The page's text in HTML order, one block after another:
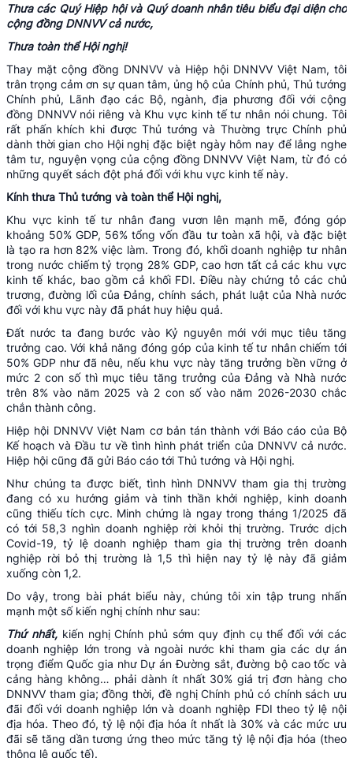
Thưa các Quý Hiệp hội và Quý doanh nhân tiêu biểu đại diện cho
cộng đồng DNNVV cả nước,
Thưa toàn thể Hội nghị!
Thay mặt cộng đồng DNNVV và Hiệp hội DNNVV Việt Nam, tôi
trân trọng cảm ơn sự quan tâm, ủng hộ của Chính phủ, Thủ tướng
Chính phủ, Lãnh đạo các Bộ, ngành, địa phương đối với cộng
đồng DNNVV nói riêng và Khu vực kinh tế tư nhân nói chung. Tôi
rất phấn khích khi được Thủ tướng và Thường trực Chính phủ
dành thời gian cho Hội nghị đặc biệt ngày hôm nay để lắng nghe
tâm tư, nguyện vọng của cộng đồng DNNVV Việt Nam, từ đó có
những quyết sách đột phá đối với khu vực kinh tế này.
Kính thưa Thủ tướng và toàn thể Hội nghị,
Khu vực kinh tế tư nhân đang vươn lên mạnh mẽ, đóng góp
khoảng 50% GDP, 56% tổng vốn đầu tư toàn xã hội, và đặc biệt
là tạo ra hơn 82% việc làm. Trong đó, khối doanh nghiệp tư nhân
trong nước chiếm tỷ trọng 28% GDP, cao hơn tất cả các khu vực
kinh tế khác, bao gồm cả khối FDI. Điều này chứng tỏ các chủ
trương, đường lối của Đảng, chính sách, phát luật của Nhà nước
đối với khu vực này đã phát huy hiệu quả.
Đất nước ta đang bước vào Kỷ nguyên mới với mục tiêu tăng
trưởng cao. Với khả năng đóng góp của kinh tế tư nhân chiếm tới
50% GDP như đã nêu, nếu khu vực này tăng trưởng bền vững ở
mức 2 con số thì mục tiêu tăng trưởng của Đảng và Nhà nước
trên 8% vào năm 2025 và 2 con số vào năm 2026-2030 chắc
chắn thành công.
Hiệp hội DNNVV Việt Nam cơ bản tán thành với Báo cáo của Bộ
Kế hoạch và Đầu tư về tình hình phát triển của DNNVV cả nước.
Hiệp hội cũng đã gửi Báo cáo tới Thủ tướng và Hội nghị.
Như chúng ta được biết, tình hình DNNVV tham gia thị trường
đang có xu hướng giảm và tinh thần khởi nghiệp, kinh doanh
cũng thiếu tích cực. Minh chứng là ngay trong tháng 1/2025 đã
có tới 58,3 nghìn doanh nghiệp rời khỏi thị trường. Trước dịch
Covid-19, tỷ lệ doanh nghiệp tham gia thị trường trên doanh
nghiệp rời bỏ thị trường là 1,5 thì hiện nay tỷ lệ này đã giảm
xuống còn 1,2.
Do vậy, trong bài phát biểu này, chúng tôi xin tập trung nhấn
mạnh một số kiến nghị chính như sau:
Thứ nhất,kiến nghị Chính phủ sớm quy định cụ thể đối với các
doanh nghiệp lớn trong và ngoài nước khi tham gia các dự án
trọng điểm Quốc gia như Dự án Đường sắt, đường bộ cao tốc và
cảng hàng không… phải dành ít nhất 30% giá trị đơn hàng cho
DNNVV tham gia; đồng thời, đề nghị Chính phủ có chính sách ưu
đãi đối với doanh nghiệp lớn và doanh nghiệp FDI theo tỷ lệ nội
địa hóa. Theo đó, tỷ lệ nội địa hóa ít nhất là 30% và các mức ưu
đãi sẽ tăng dần tương ứng theo mức tăng tỷ lệ nội địa hóa (theo
thông lệ quốc tế).